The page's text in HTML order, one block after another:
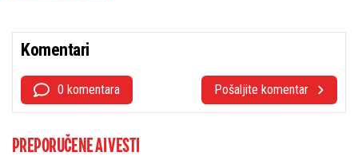
Komentari
0 komentara Pošaljite komentar
PREPORUČENE AI VESTI